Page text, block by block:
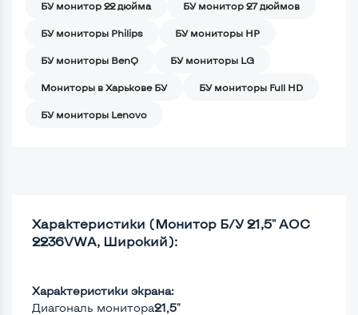
БУ монитор 22 дюйма БУ монитор 27 дюймов
БУ мониторы Philips БУ мониторы HP
БУ мониторы BenQ БУ мониторы LG
Мониторы в Харькове БУ БУ мониторы Full HD
БУ мониторы Lenovo
Характеристики (Монитор Б/У 21,5" AOC
2236VWA, Широкий):
Характеристики экрана:
Диагональ монитора21,5"